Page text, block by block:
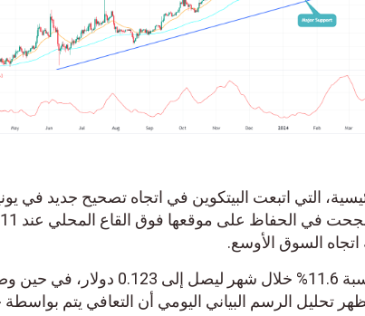
التي اتبعت البيتكوين في اتجاه تصحيح جديد في
أظهرت عملة الترون نمطًا مختلفًا. وقد نجحت في الحفاظ على موقعها فوق القاع
السوق الأوسع.
أدى التحول الصعودي إلى رفع الأصل بنسبة 11.6% خلال شهر ليصل إلى 0.123
مليار دولار. يظهر تحليل الرسم البياني اليومي أن التعافي يتم